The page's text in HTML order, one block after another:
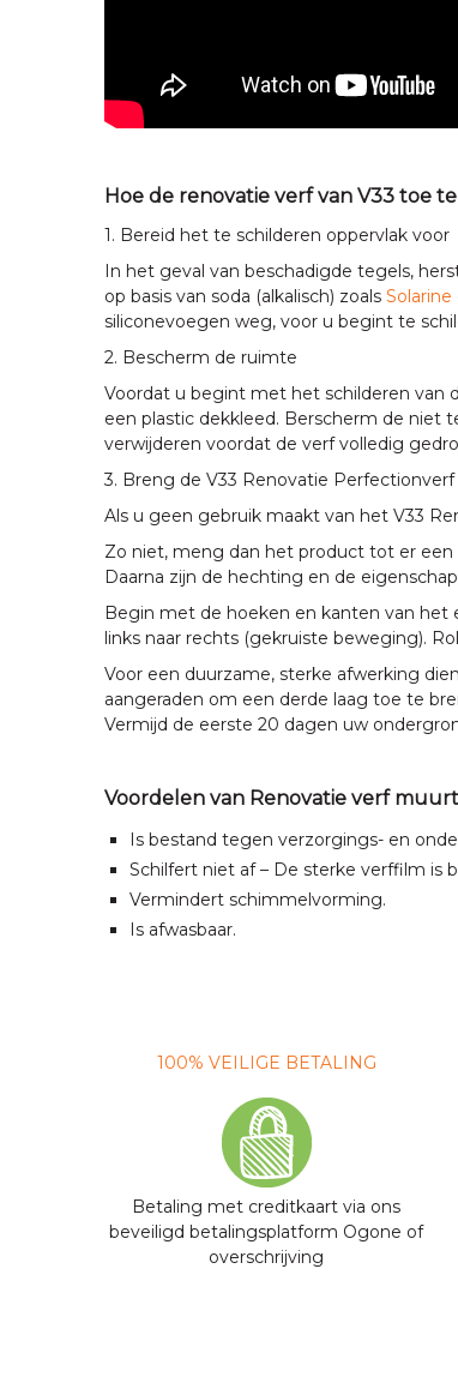
Hoe de renovatie verf van V33 toe
1. Bereid het te schilderen oppervlak voor
In het geval van beschadigde tegels,
op basis van soda (alkalisch) zoals Solarine
siliconevoegen weg, voor u begint te
2. Bescherm de ruimte
Voordat u begint met het schilderen van
een plastic dekkleed. Berscherm de niet
verwijderen voordat de verf volledig
3. Breng de V33 Renovatie Perfectionverf
Als u geen gebruik maakt van het V33
Zo niet, meng dan het product tot er
Daarna zijn de hechting en de
Begin met de hoeken en kanten van het
links naar rechts (gekruiste beweging).
Voor een duurzame, sterke afwerking
aangeraden om een derde laag toe te
Vermijd de eerste 20 dagen uw
Voordelen van Renovatie verf
Is bestand tegen verzorgings- en
Schilfert niet af – De sterke verffilm is
Vermindert schimmelvorming.
Is afwasbaar.
100% VEILIGE BETALING
Betaling met creditkaart via ons
beveiligd betalingsplatform Ogone of
overschrijving